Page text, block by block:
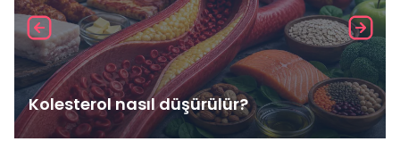
Kolesterol nasıl düşürülür?